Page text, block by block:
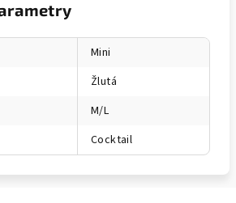
Mini
Žlutá
M/L
Cocktail